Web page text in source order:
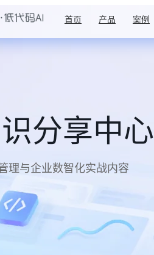
首页 产品 案例
分享中心
理与企业数智化实战内容